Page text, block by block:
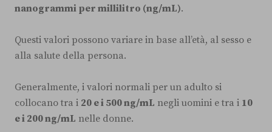
nanogrammi per millilitro (ng/mL).
Questi valori possono variare in base all’età, al sesso e
alla salute della persona.
Generalmente, i valori normali per un adulto si
collocano tra i 20 e i 500 ng/mL negli uomini e tra i 10
e i 200 ng/mL nelle donne.